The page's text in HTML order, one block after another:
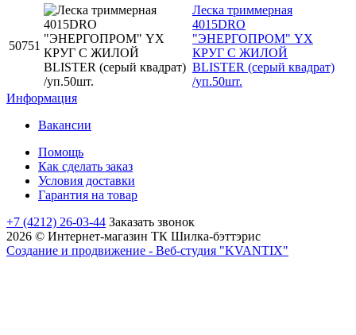
50751
Леска триммерная
4015DRO
"ЭНЕРГОПРОМ" YX
КРУГ C ЖИЛОЙ
BLISTER (серый квадрат)
/уп.50шт.
Информация
Вакансии
Помощь
Как сделать заказ
Условия доставки
Гарантия на товар
+7 (4212) 26-03-44 Заказать звонок
2026 © Интернет-магазин ТК Шилка-бэттэрис
Создание и продвижение - Веб-студия "KVANTIX"